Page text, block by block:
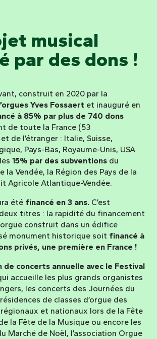
musical
par des dons !
construit en 2020 par la
Yves Fossaert et inauguré en
à 85% par plus de 740 dons
de toute la France (53
de l’étranger : Italie, Suisse,
Pays-Bas, Royaume-Unis, USA
15% par des subventions du
la Vendée, la Région des Pays de la
Agricole Atlantique-Vendée.
été financé en 3 ans. C’est
titres : la rapidité du financement
construit dans un édifice
monument historique soit financé à
privés, une première en France !
de concerts annuelle avec le Festival
accueille les plus grands organistes
les concerts des Journées du
de classes d’orgue des
et nationaux lors de la Fête
la Fête de la Musique ou encore les
Marché de Noël, l’association Orgue